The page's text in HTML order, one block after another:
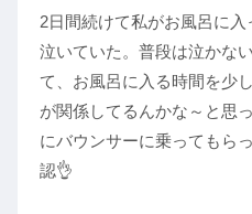
2日間続けて私がお風呂に
泣いていた。普段は泣かな
て、お風呂に入る時間を少
が関係してるんかな～と思
にバウンサーに乗ってもら
認👌